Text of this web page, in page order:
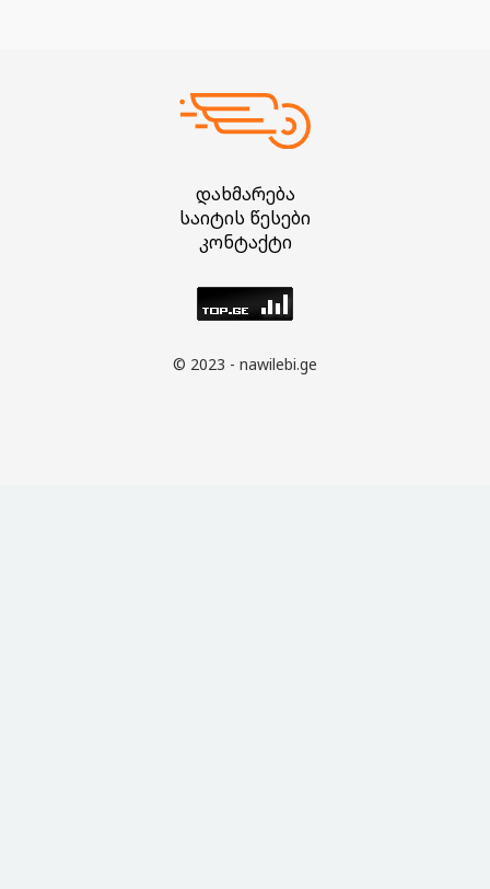
დახმარება
საიტის წესები
კონტაქტი
© 2023 - nawilebi.ge